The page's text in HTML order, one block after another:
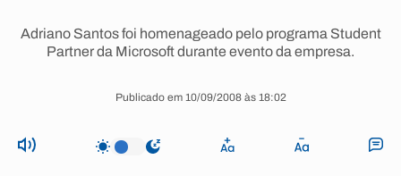
Adriano Santos foi homenageado pelo programa Student
Partner da Microsoft durante evento da empresa.
Publicado em 10/09/2008 às 18:02